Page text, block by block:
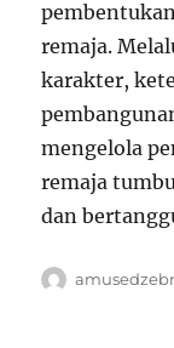
remaja.
karakter,
mengelola
remaja
dan
Author